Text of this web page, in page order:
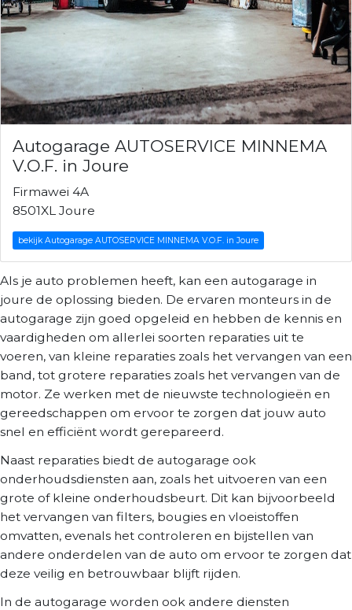
Autogarage AUTOSERVICE MINNEMA
V.O.F. in Joure
Firmawei 4A
8501XL Joure
bekijk Autogarage AUTOSERVICE MINNEMA V.O.F. in Joure
Als je auto problemen heeft, kan een autogarage in
joure de oplossing bieden. De ervaren monteurs in de
autogarage zijn goed opgeleid en hebben de kennis en
vaardigheden om allerlei soorten reparaties uit te
voeren, van kleine reparaties zoals het vervangen van een
band, tot grotere reparaties zoals het vervangen van de
motor. Ze werken met de nieuwste technologieën en
gereedschappen om ervoor te zorgen dat jouw auto
snel en efficiënt wordt gerepareerd.
Naast reparaties biedt de autogarage ook
onderhoudsdiensten aan, zoals het uitvoeren van een
grote of kleine onderhoudsbeurt. Dit kan bijvoorbeeld
het vervangen van filters, bougies en vloeistoffen
omvatten, evenals het controleren en bijstellen van
andere onderdelen van de auto om ervoor te zorgen dat
deze veilig en betrouwbaar blijft rijden.
In de autogarage worden ook andere diensten